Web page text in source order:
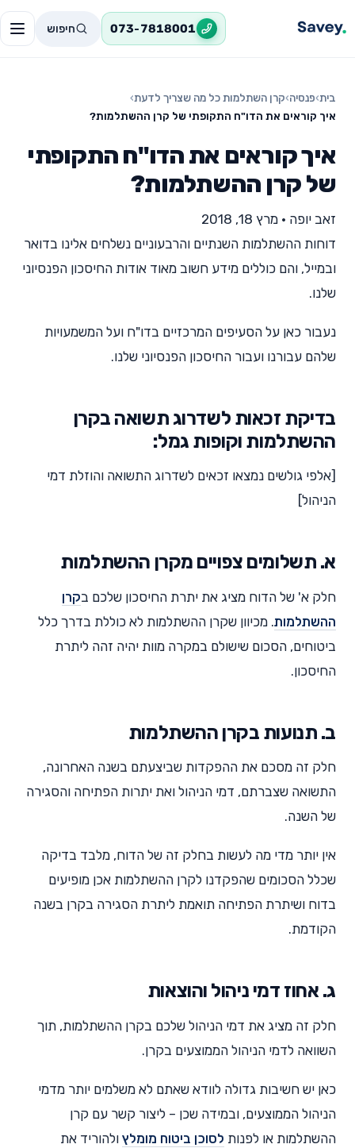
073-7818001 חיפוש
בית›פנסיה›קרן השתלמות כל מה שצריך לדעת›
איך קוראים את הדו"ח התקופתי של קרן ההשתלמות?
איך קוראים את הדו"ח התקופתי
של קרן ההשתלמות?
זאב יופה • מרץ 18, 2018
דוחות ההשתלמות השנתיים והרבעוניים נשלחים אלינו בדואר
ובמייל, והם כוללים מידע חשוב מאוד אודות החיסכון הפנסיוני
שלנו.
נעבור כאן על הסעיפים המרכזיים בדו"ח ועל המשמעויות
שלהם עבורנו ועבור החיסכון הפנסיוני שלנו.
בדיקת זכאות לשדרוג תשואה בקרן
ההשתלמות וקופות גמל:
[אלפי גולשים נמצאו זכאים לשדרוג התשואה והוזלת דמי
הניהול]
א. תשלומים צפויים מקרן ההשתלמות
חלק א' של הדוח מציג את יתרת החיסכון שלכם בקרן
ההשתלמות. מכיוון שקרן ההשתלמות לא כוללת בדרך כלל
ביטוחים, הסכום שישולם במקרה מוות יהיה זהה ליתרת
החיסכון.
ב. תנועות בקרן ההשתלמות
חלק זה מסכם את ההפקדות שביצעתם בשנה האחרונה,
התשואה שצברתם, דמי הניהול ואת יתרות הפתיחה והסגירה
של השנה.
אין יותר מדי מה לעשות בחלק זה של הדוח, מלבד בדיקה
שכלל הסכומים שהפקדנו לקרן ההשתלמות אכן מופיעים
בדוח ושיתרת הפתיחה תואמת ליתרת הסגירה בקרן בשנה
הקודמת.
ג. אחוז דמי ניהול והוצאות
חלק זה מציג את דמי הניהול שלכם בקרן ההשתלמות, תוך
השוואה לדמי הניהול הממוצעים בקרן.
כאן יש חשיבות גדולה לוודא שאתם לא משלמים יותר מדמי
הניהול הממוצעים, ובמידה שכן – ליצור קשר עם קרן
ההשתלמות או לפנות לסוכן ביטוח מומלץ ולהוריד את